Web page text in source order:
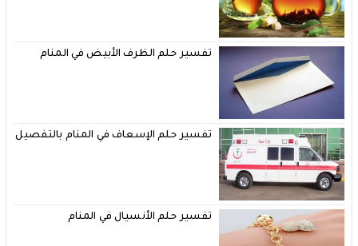
تفسير حلم الظرف الأبيض في المنام
تفسير حلم الإسعاف في المنام بالتفصيل
تفسير حلم الأنسيال في المنام